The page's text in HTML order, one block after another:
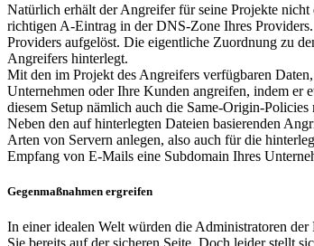
Natürlich erhält der Angreifer für seine Projekte
richtigen A-Eintrag in der DNS-Zone Ihres
Providers aufgelöst. Die eigentliche Zuordnung zu
Angreifers hinterlegt.
Mit den im Projekt des Angreifers verfügbaren
Unternehmen oder Ihre Kunden angreifen, indem er
diesem Setup nämlich auch die Same-Origin-
Neben den auf hinterlegten Dateien basierenden
Arten von Servern anlegen, also auch für die
Empfang von E-Mails eine Subdomain Ihres
Gegenmaßnahmen ergreifen
In einer idealen Welt würden die Administratoren
Sie bereits auf der sicheren Seite. Doch leider stellt